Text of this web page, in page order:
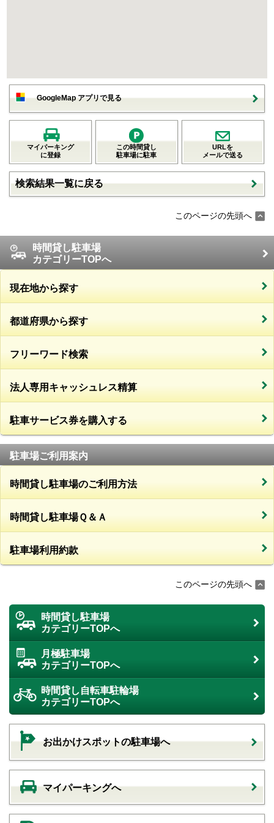
GoogleMap アプリで見る
マイパーキング
に登録
この時間貸し
駐車場に駐車
URLを
メールで送る
検索結果一覧に戻る
このページの先頭へ
時間貸し駐車場
カテゴリーTOPへ
現在地から探す
都道府県から探す
フリーワード検索
法人専用キャッシュレス精算
駐車サービス券を購入する
駐車場ご利用案内
時間貸し駐車場のご利用方法
時間貸し駐車場Ｑ＆Ａ
駐車場利用約款
このページの先頭へ
時間貸し駐車場
カテゴリーTOPへ
月極駐車場
カテゴリーTOPへ
時間貸し自転車駐輪場
カテゴリーTOPへ
お出かけスポットの駐車場へ
マイパーキングへ